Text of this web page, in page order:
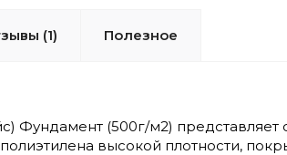
(1) Полезное
Фундамент (500г/м2)
высокой плотности,